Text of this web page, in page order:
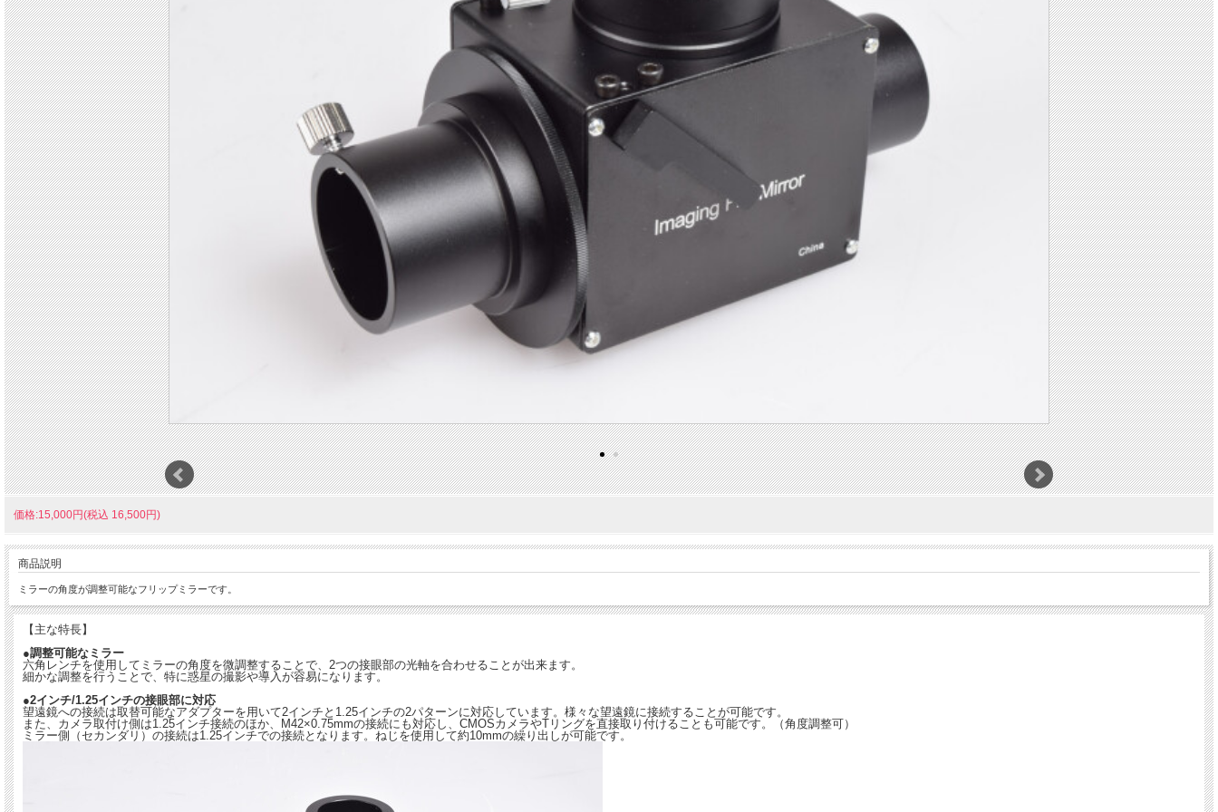
価格:15,000円(税込 16,500円)
商品説明
ミラーの角度が調整可能なフリップミラーです。
【主な特長】
●調整可能なミラー
六角レンチを使用してミラーの角度を微調整することで、2つの接眼部の光軸を合わせることが出来ます。
細かな調整を行うことで、特に惑星の撮影や導入が容易になります。
●2インチ/1.25インチの接眼部に対応
望遠鏡への接続は取替可能なアダプターを用いて2インチと1.25インチの2パターンに対応しています。様々な望遠鏡に接続することが可能です。
また、カメラ取付け側は1.25インチ接続のほか、M42×0.75mmの接続にも対応し、CMOSカメラやTリングを直接取り付けることも可能です。（角度調整可）
ミラー側（セカンダリ）の接続は1.25インチでの接続となります。ねじを使用して約10mmの繰り出しが可能です。